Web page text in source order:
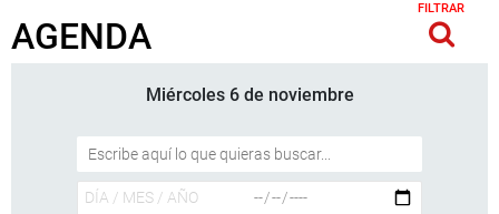
AGENDA
FILTRAR
Miércoles 6 de noviembre